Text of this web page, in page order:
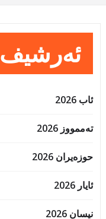
ئەرشیف
ئاب 2026
تەممووز 2026
حوزه‌یران 2026
ئایار 2026
نیسان 2026